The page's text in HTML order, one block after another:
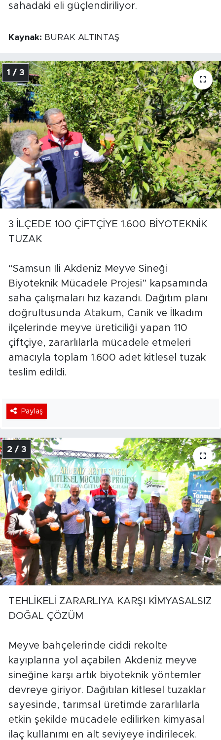
sahadaki eli güçlendiriliyor.
Kaynak: BURAK ALTINTAŞ
1 / 3
3 İLÇEDE 100 ÇİFTÇİYE 1.600 BİYOTEKNİK
TUZAK
“Samsun İli Akdeniz Meyve Sineği
Biyoteknik Mücadele Projesi” kapsamında
saha çalışmaları hız kazandı. Dağıtım planı
doğrultusunda Atakum, Canik ve İlkadım
ilçelerinde meyve üreticiliği yapan 110
çiftçiye, zararlılarla mücadele etmeleri
amacıyla toplam 1.600 adet kitlesel tuzak
teslim edildi.
Paylaş
2 / 3
TEHLİKELİ ZARARLIYA KARŞI KİMYASALSIZ
DOĞAL ÇÖZÜM
Meyve bahçelerinde ciddi rekolte
kayıplarına yol açabilen Akdeniz meyve
sineğine karşı artık biyoteknik yöntemler
devreye giriyor. Dağıtılan kitlesel tuzaklar
sayesinde, tarımsal üretimde zararlılarla
etkin şekilde mücadele edilirken kimyasal
ilaç kullanımı en alt seviyeye indirilecek.